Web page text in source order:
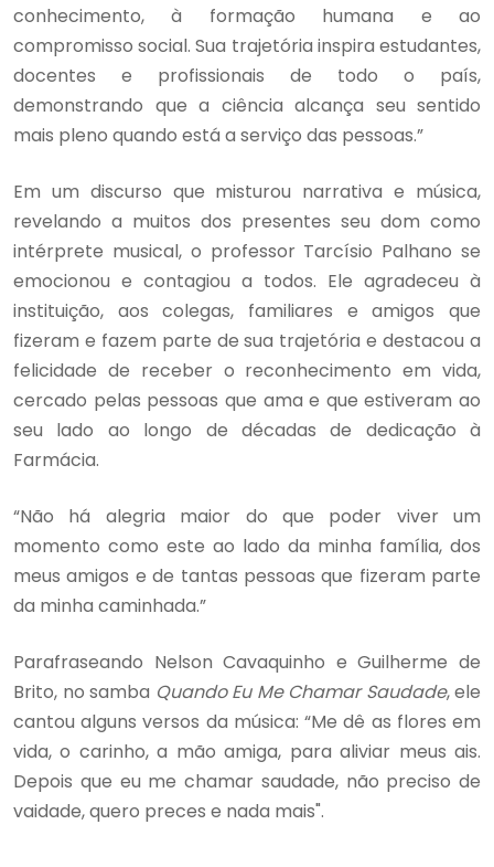
conhecimento, à formação humana e ao
compromisso social. Sua trajetória inspira estudantes,
docentes e profissionais de todo o país,
demonstrando que a ciência alcança seu sentido
mais pleno quando está a serviço das pessoas.”
Em um discurso que misturou narrativa e música,
revelando a muitos dos presentes seu dom como
intérprete musical, o professor Tarcísio Palhano se
emocionou e contagiou a todos. Ele agradeceu à
instituição, aos colegas, familiares e amigos que
fizeram e fazem parte de sua trajetória e destacou a
felicidade de receber o reconhecimento em vida,
cercado pelas pessoas que ama e que estiveram ao
seu lado ao longo de décadas de dedicação à
Farmácia.
“Não há alegria maior do que poder viver um
momento como este ao lado da minha família, dos
meus amigos e de tantas pessoas que fizeram parte
da minha caminhada.”
Parafraseando Nelson Cavaquinho e Guilherme de
Brito, no samba Quando Eu Me Chamar Saudade, ele
cantou alguns versos da música: “Me dê as flores em
vida, o carinho, a mão amiga, para aliviar meus ais.
Depois que eu me chamar saudade, não preciso de
vaidade, quero preces e nada mais".